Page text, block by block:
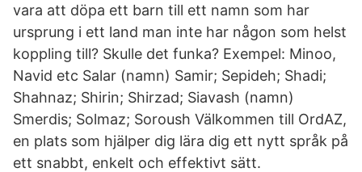
vara att döpa ett barn till ett namn som har
ursprung i ett land man inte har någon som helst
koppling till? Skulle det funka? Exempel: Minoo,
Navid etc Salar (namn) Samir; Sepideh; Shadi;
Shahnaz; Shirin; Shirzad; Siavash (namn)
Smerdis; Solmaz; Soroush Välkommen till OrdAZ,
en plats som hjälper dig lära dig ett nytt språk på
ett snabbt, enkelt och effektivt sätt.